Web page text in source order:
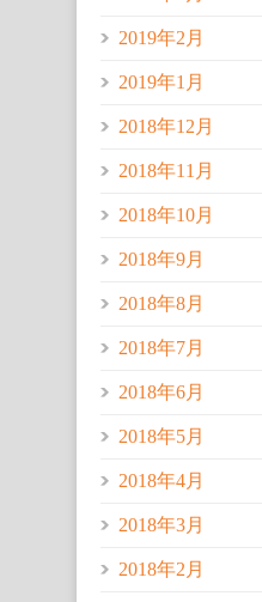
2019年2月
2019年1月
2018年12月
2018年11月
2018年10月
2018年9月
2018年8月
2018年7月
2018年6月
2018年5月
2018年4月
2018年3月
2018年2月